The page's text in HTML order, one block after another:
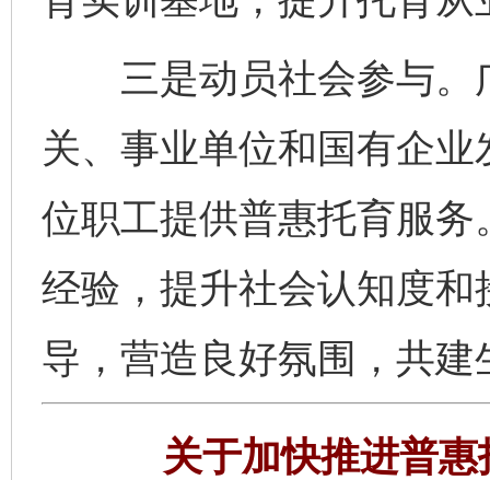
三是动员社会参与。
关、事业单位和国有企
位职工提供普惠托育服
经验，提升社会认知度
导，营造良好氛围，共
关于加快推进普